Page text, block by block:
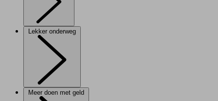
Lekker onderweg
Meer doen met geld